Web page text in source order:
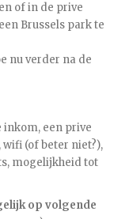
of in de prive
Brussels park te
nu verder na de
inkom, een prive
(of beter niet?),
mogelijkheid tot
op volgende